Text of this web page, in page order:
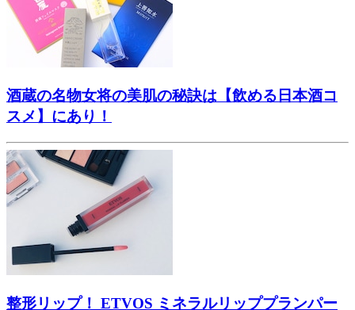
酒蔵の名物女将の美肌の秘訣は【飲める日本酒コ
スメ】にあり！
整形リップ！ ETVOS ミネラルリッププランパー